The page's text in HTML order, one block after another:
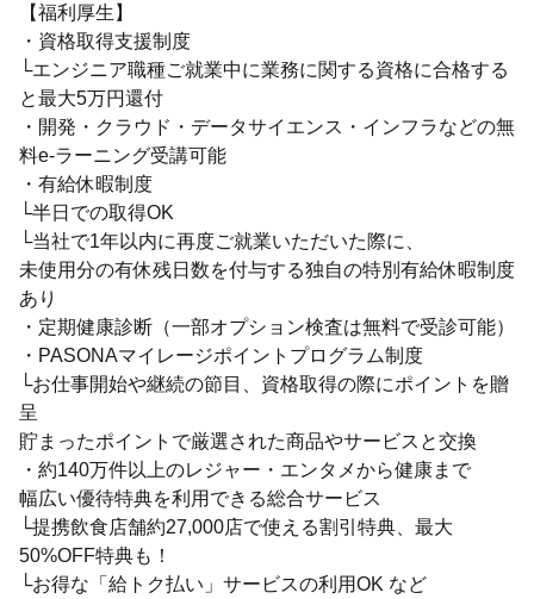
【福利厚生】
・資格取得支援制度
└エンジニア職種ご就業中に業務に関する資格に合格する
と最大5万円還付
・開発・クラウド・データサイエンス・インフラなどの無
料e-ラーニング受講可能
・有給休暇制度
└半日での取得OK
└当社で1年以内に再度ご就業いただいた際に、
未使用分の有休残日数を付与する独自の特別有給休暇制度
あり
・定期健康診断（一部オプション検査は無料で受診可能）
・PASONAマイレージポイントプログラム制度
└お仕事開始や継続の節目、資格取得の際にポイントを贈
呈
貯まったポイントで厳選された商品やサービスと交換
・約140万件以上のレジャー・エンタメから健康まで
幅広い優待特典を利用できる総合サービス
└提携飲食店舗約27,000店で使える割引特典、最大
50%OFF特典も！
└お得な「給トク払い」サービスの利用OK など